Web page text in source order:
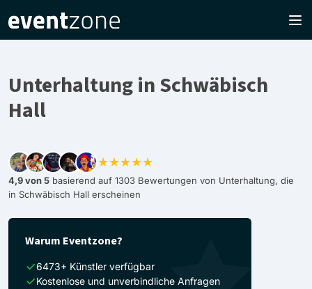
Unterhaltung in Schwäbisch
Hall
★★★★★
4,9 von 5 basierend auf 1303 Bewertungen von Unterhaltung, die
in Schwäbisch Hall erscheinen
Warum Eventzone?
6473+ Künstler verfügbar
Kostenlose und unverbindliche Anfragen